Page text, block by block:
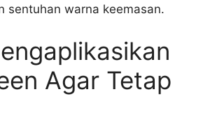
sentuhan warna keemasan.
Agar Tetap